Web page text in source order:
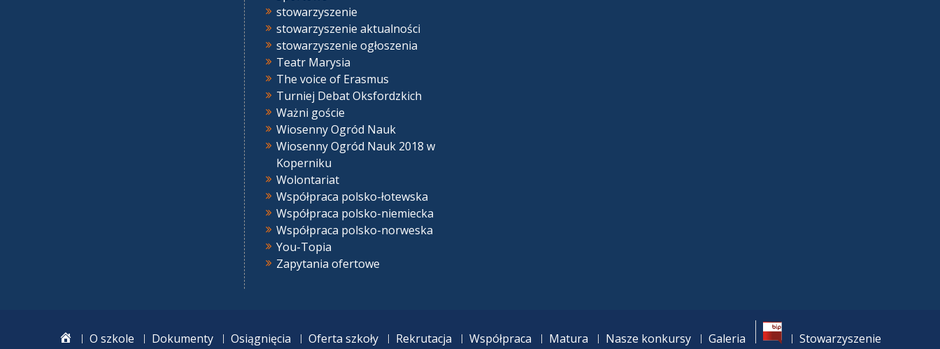
stowarzyszenie
stowarzyszenie aktualności
stowarzyszenie ogłoszenia
Teatr Marysia
The voice of Erasmus
Turniej Debat Oksfordzkich
Ważni goście
Wiosenny Ogród Nauk
Wiosenny Ogród Nauk 2018 w
Koperniku
Wolontariat
Współpraca polsko-łotewska
Współpraca polsko-niemiecka
Współpraca polsko-norweska
You-Topia
Zapytania ofertowe
homeO szkole Dokumenty Osiągnięcia Oferta szkoły Rekrutacja Współpraca Matura Nasze konkursy Galeria
Bip
Stowarzyszenie